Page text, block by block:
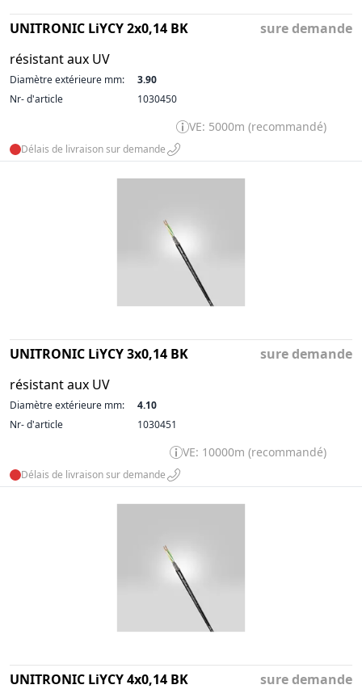
UNITRONIC LiYCY 2x0,14 BK
résistant aux UV
sure demande
Diamètre extérieure mm:
3.90
Nr- d'article
1030450
VE: 5000m (recommandé)
Délais de livraison sur demande
UNITRONIC LiYCY 3x0,14 BK
résistant aux UV
sure demande
Diamètre extérieure mm:
4.10
Nr- d'article
1030451
VE: 10000m (recommandé)
Délais de livraison sur demande
UNITRONIC LiYCY 4x0,14 BK sure demande